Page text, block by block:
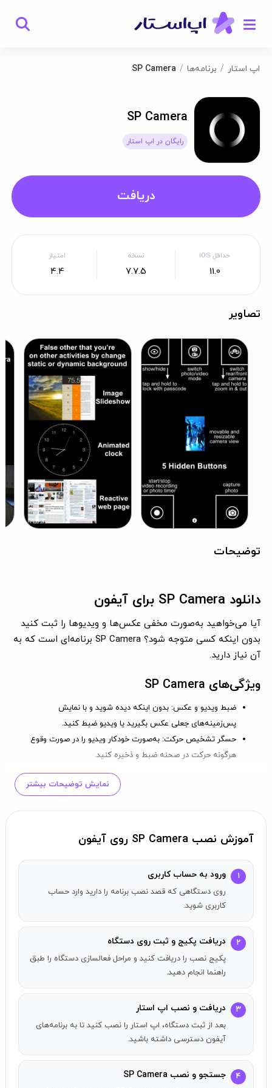
اپ استار برنامه‌ها SP Camera
SP Camera
رایگان در اپ استار
دریافت
حداقل iOS
11.0
نسخه
7.7.5
امتیاز
4.4
تصاویر
توضیحات
دانلود SP Camera برای آیفون
آیا می‌خواهید به‌صورت مخفی عکس‌ها و ویدیوها را ثبت کنید
بدون اینکه کسی متوجه شود؟ SP Camera برنامه‌ای است که به
آن نیاز دارید.
ویژگی‌های SP Camera
ضبط ویدیو و عکس: بدون اینکه دیده شوید و با نمایش
پس‌زمینه‌های جعلی عکس بگیرید یا ویدیو ضبط کنید.
حسگر تشخیص حرکت: به‌صورت خودکار ویدیو را در صورت وقوع
هرگونه حرکت در صحنه ضبط و ذخیره کنید.
: این برنامه به‌صورت خودکار هر چند ثانیه یک عکس
شبیه‌سازی تجربه جاسوس: تمامی دکمه‌های کنترل رابط کاربری را
حالت‌ها
عکس
: ضبط خودکار عکس با کیفیت تا ۴۸ مگاپیکسل.
در حین ضبط ویدیو ۴K).
تشخیص حرکت: فقط وقتی که حرکتی در صحنه وجود داشته باشد،
ضبط را انجام دهید.
آهسته.
زمان‌سنج: ضبط ویدیو در حالت سریع تا ۳۲ برابر.
افقی: همواره ویدیو را در حالت افقی ضبط کنید.
دو دوربین : همزمان ویدیو را با دو لنز دوربین مختلف ضبط کنید.
کنترل دوربین
نمایش توضیحات بیشتر
آموزش نصب SP Camera روی آیفون
۱ ورود به حساب کاربری
روی دستگاهی که قصد نصب برنامه را دارید وارد حساب
کاربری شوید.
۲ دریافت پکیج و ثبت روی دستگاه
پکیج نصب را دریافت کنید و مراحل فعالسازی دستگاه را طبق
راهنما انجام دهید.
۳ دریافت و نصب اپ استار
بعد از ثبت دستگاه، اپ استار را نصب کنید تا به برنامه‌های
آیفون دسترسی داشته باشید.
۴ جستجو و نصب SP Camera